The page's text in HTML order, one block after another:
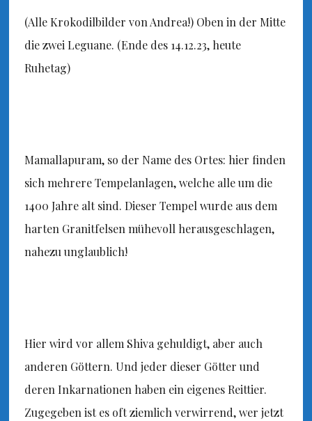
(Alle Krokodilbilder von Andrea!) Oben in der Mitte
die zwei Leguane. (Ende des 14.12.23, heute
Ruhetag)
Mamallapuram, so der Name des Ortes: hier finden
sich mehrere Tempelanlagen, welche alle um die
1400 Jahre alt sind. Dieser Tempel wurde aus dem
harten Granitfelsen mühevoll herausgeschlagen,
nahezu unglaublich!
Hier wird vor allem Shiva gehuldigt, aber auch
anderen Göttern. Und jeder dieser Götter und
deren Inkarnationen haben ein eigenes Reittier.
Zugegeben ist es oft ziemlich verwirrend, wer jetzt